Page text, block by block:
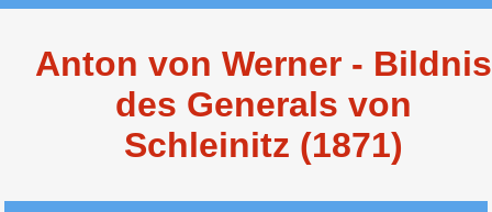
Anton von Werner - Bildnis
des Generals von
Schleinitz (1871)